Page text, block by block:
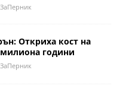
Откриха кост на
години